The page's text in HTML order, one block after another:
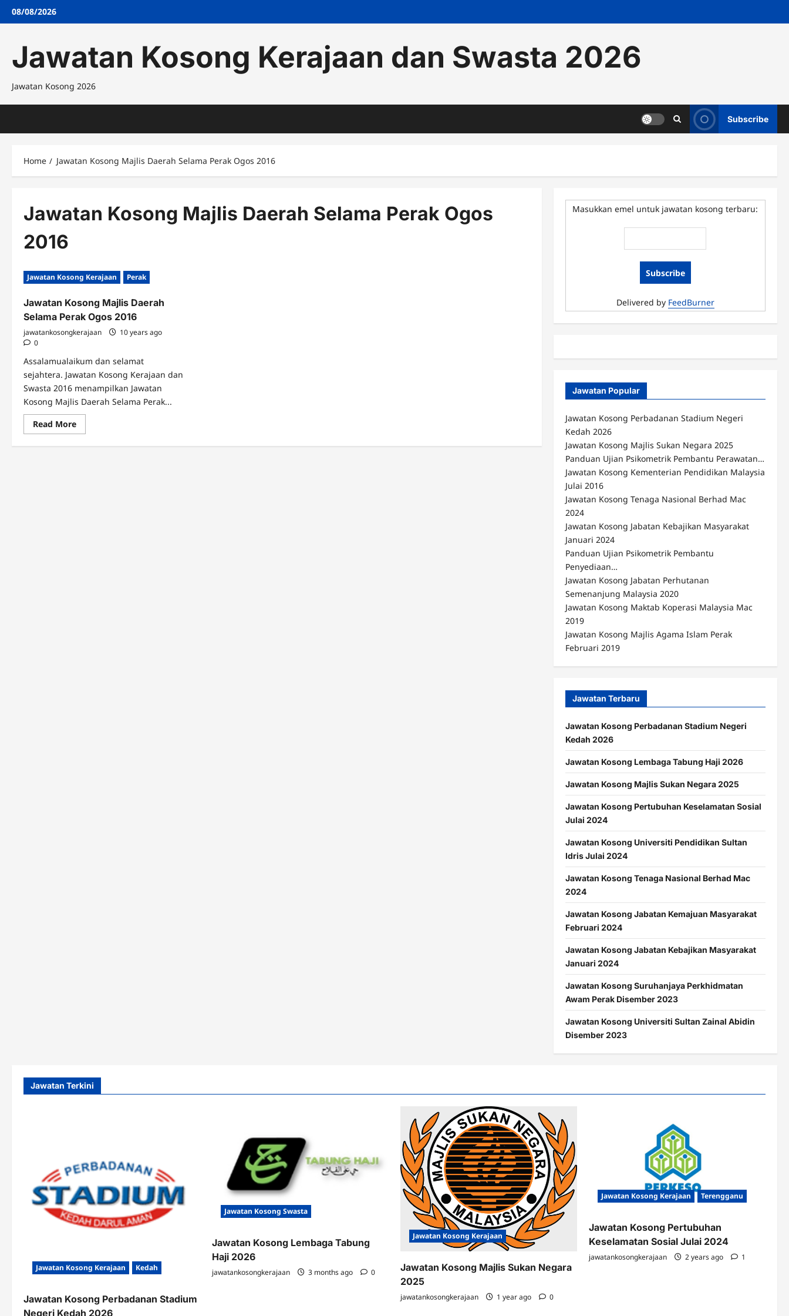
Skip08/08/2026
Jawatan Kosong Kerajaan dan Swasta 2026
Jawatan Kosong 2026
Subscribe
Home Jawatan Kosong Majlis Daerah Selama Perak Ogos 2016
Jawatan Kosong Majlis Daerah Selama Perak Ogos
2016
Jawatan Kosong Kerajaan Perak
Jawatan Kosong Majlis Daerah
Selama Perak Ogos 2016
jawatankosongkerajaan
10 years ago
0
Assalamualaikum dan selamat
sejahtera. Jawatan Kosong Kerajaan dan
Swasta 2016 menampilkan Jawatan
Kosong Majlis Daerah Selama Perak...
Read MoreRead
more
Jawatan
Masukkan emel untuk jawatan kosong terbaru:
Delivered by FeedBurner
Jawatan Popular
Jawatan Kosong Perbadanan Stadium Negeri
Kedah 2026
Jawatan Kosong Majlis Sukan Negara 2025
Panduan Ujian Psikometrik Pembantu Perawatan…
Jawatan Kosong Kementerian Pendidikan Malaysia
Julai 2016
Jawatan Kosong Tenaga Nasional Berhad Mac
2024
Jawatan Kosong Jabatan Kebajikan Masyarakat
Januari 2024
Panduan Ujian Psikometrik Pembantu
Penyediaan…
Jawatan Kosong Jabatan Perhutanan
Semenanjung Malaysia 2020
Jawatan Kosong Maktab Koperasi Malaysia Mac
2019
Jawatan Kosong Majlis Agama Islam Perak
Februari 2019
Jawatan Terbaru
Jawatan Kosong Perbadanan Stadium Negeri
Kedah 2026
Jawatan Kosong Lembaga Tabung Haji 2026
Jawatan Kosong Majlis Sukan Negara 2025
Jawatan Kosong Pertubuhan Keselamatan Sosial
Julai 2024
Jawatan Kosong Universiti Pendidikan Sultan
Idris Julai 2024
Jawatan Kosong Tenaga Nasional Berhad Mac
2024
Jawatan Kosong Jabatan Kemajuan Masyarakat
Februari 2024
Jawatan Kosong Jabatan Kebajikan Masyarakat
Januari 2024
Jawatan Kosong Suruhanjaya Perkhidmatan
Awam Perak Disember 2023
Jawatan Kosong Universiti Sultan Zainal Abidin
Disember 2023
Jawatan Terkini
Jawatan Kosong Kerajaan Kedah
Jawatan Kosong Perbadanan Stadium
Negeri Kedah 2026
Jawatan Kosong Swasta
Jawatan Kosong Lembaga Tabung
Haji 2026
jawatankosongkerajaan 3 months ago 0
Jawatan Kosong Kerajaan
Jawatan Kosong Majlis Sukan Negara
2025
jawatankosongkerajaan 1 year ago 0
Jawatan Kosong Kerajaan Terengganu
Jawatan Kosong Pertubuhan
Keselamatan Sosial Julai 2024
jawatankosongkerajaan 2 years ago 1